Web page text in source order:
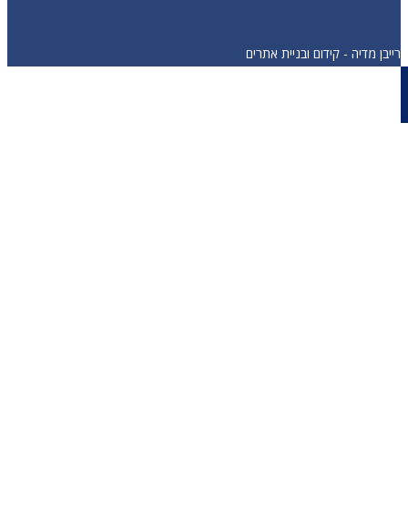
רייבן מדיה - קידום ובניית אתרים